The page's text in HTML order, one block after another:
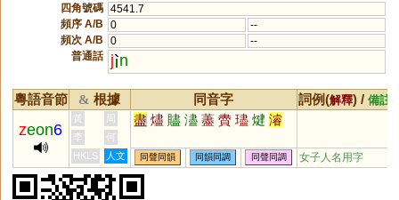
四角號碼 4541.7
頻序 A/B
0
--
頻次 A/B
0
--
普通話
j n
粵語音節 & 根據 同音字 詞例(解釋) / 備註
zeon6
黃 周 盡 燼 贐 濜 藎 賮 璶 煡 濬
李
何
HKLS
人文 同聲同韻 同韻同調 同聲同調 女子人名用字